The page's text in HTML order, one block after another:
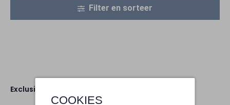
COOKIES
Filter en sorteer
Exclusives